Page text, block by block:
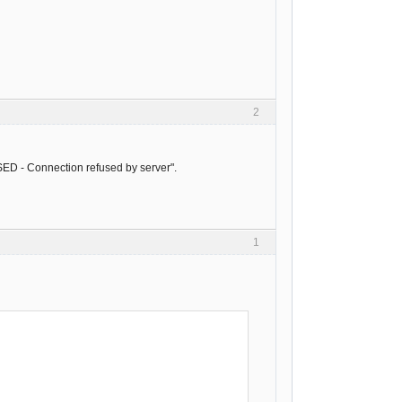
2
- Connection refused by server".
1